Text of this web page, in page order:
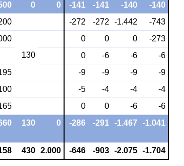
0 0 -141 -141 -140
-140
-272 -272 -1.442
-743
0 0 0
-273
130 0 -6 -6
-6
-9 -9 -9
-9
-5 -4 -4
-4
0 0 -6
-6
130 0 -286 -291 -1.467 -1.041
430 2.000 -646 -903 -2.075 -1.704